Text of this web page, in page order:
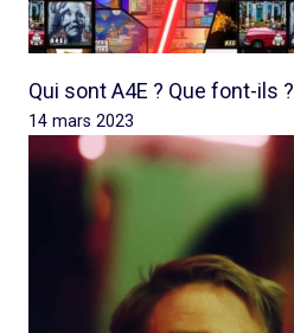
Qui sont A4E ? Que font-ils ?
14 mars 2023